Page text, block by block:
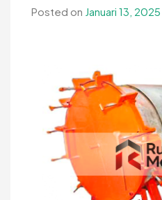
Posted on Januari 13, 2025